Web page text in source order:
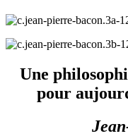
Une
pour